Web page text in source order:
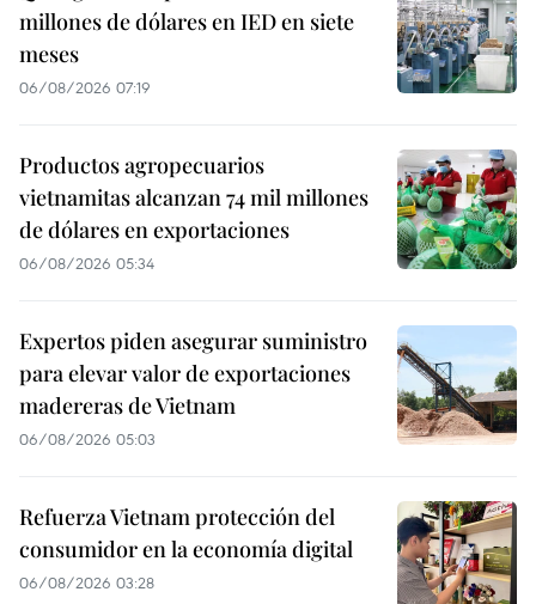
millones de dólares en IED en siete
meses
06/08/2026 07:19
Productos agropecuarios
vietnamitas alcanzan 74 mil millones
de dólares en exportaciones
06/08/2026 05:34
Expertos piden asegurar suministro
para elevar valor de exportaciones
madereras de Vietnam
06/08/2026 05:03
Refuerza Vietnam protección del
consumidor en la economía digital
06/08/2026 03:28